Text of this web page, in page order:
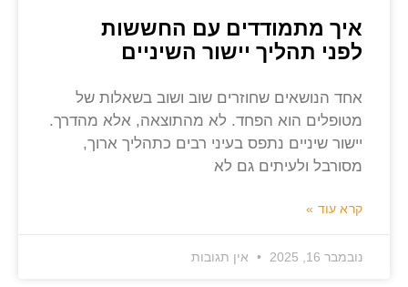
איך מתמודדים עם החששות
לפני תהליך יישור השיניים
אחד הנושאים שחוזרים שוב ושוב בשאלות של
מטופלים הוא הפחד. לא מהתוצאה, אלא מהדרך.
יישור שיניים נתפס בעיני רבים כתהליך ארוך,
מסורבל ולעיתים גם לא
קרא עוד »
נובמבר 16, 2025 אין תגובות